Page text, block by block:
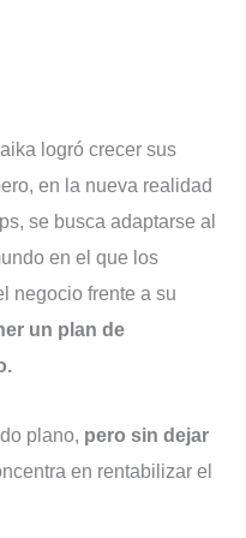
logró crecer sus
en la nueva realidad
se busca adaptarse al
en el que los
negocio frente a su
un plan de
plano, pero sin dejar
en rentabilizar el